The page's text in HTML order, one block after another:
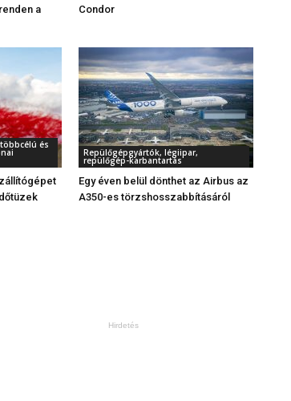
a
Condor
és
Repülőgépgyártók, légiipar,
repülőgép-karbantartás
Egy éven belül dönthet az Airbus az
A350-es törzshosszabbításáról
Hirdetés